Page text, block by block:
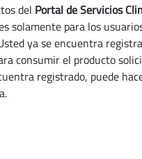
del Portal de Servicios
solamente para los
ya se encuentra
consumir el producto
registrado, puede